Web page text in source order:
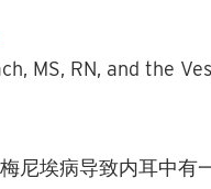
MS, RN, and the
梅尼埃病导致内耳中有